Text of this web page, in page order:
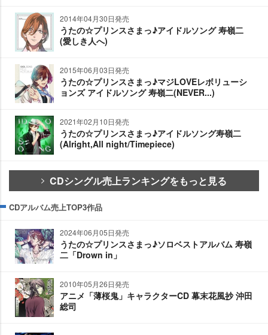
2014年04月30日発売
うたの☆プリンスさまっ♪アイドルソング 寿嶺二
(愛しき人へ)
2015年06月03日発売
うたの☆プリンスさまっ♪マジLOVEレボリューシ
ョンズ アイドルソング 寿嶺二(NEVER...)
2021年02月10日発売
うたの☆プリンスさまっ♪アイドルソング寿嶺二
(Alright,All night/Timepiece)
CDシングル売上ランキングをもっと見る
CDアルバム売上TOP3作品
2024年06月05日発売
うたの☆プリンスさまっ♪ソロベストアルバム 寿嶺
二「Drown in」
2010年05月26日発売
アニメ「薄桜鬼」キャラクターCD 幕末花風抄 沖田
総司